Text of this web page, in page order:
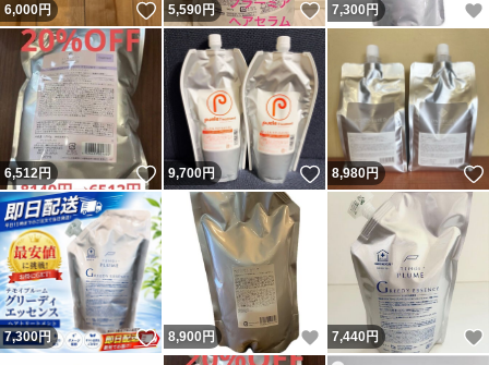
6,000円 いいね！
5,590円 いいね！
7,300 円
6,512円 いいね！
9,700円 いいね！
8,980円
7,300円 いいね！
8,900 円 いいね！
7,440円